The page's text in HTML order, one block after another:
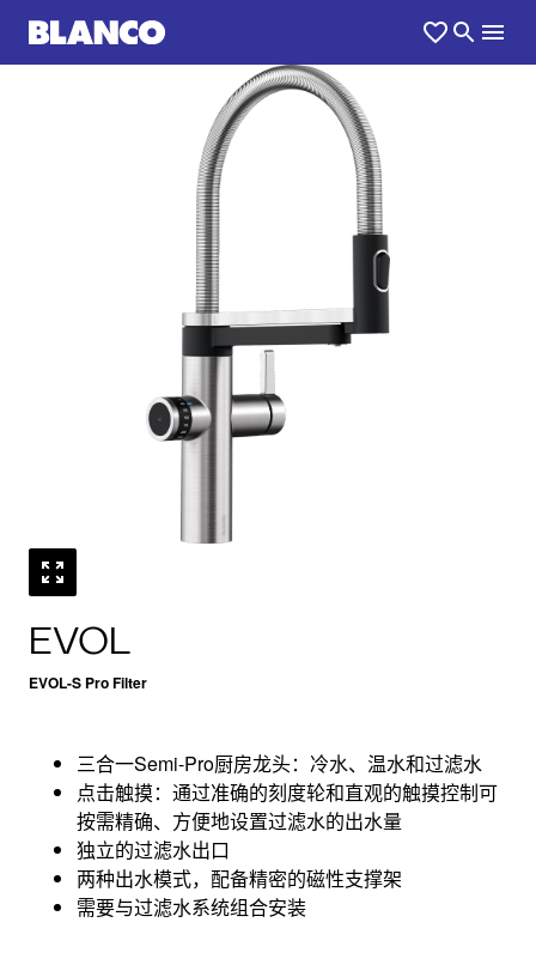
EVOL
EVOL-S Pro Filter
三合一Semi-Pro厨房龙头：冷水、温水和过滤水
点击触摸：通过准确的刻度轮和直观的触摸控制可
按需精确、方便地设置过滤水的出水量
独立的过滤水出口
两种出水模式，配备精密的磁性支撑架
需要与过滤水系统组合安装